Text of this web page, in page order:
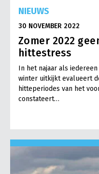
NIEUWS
30 NOVEMBER 2022
Zomer 2022
hittestress
In het najaar als
winter uitkijkt evalueert
hitteperiodes van het
constateert…